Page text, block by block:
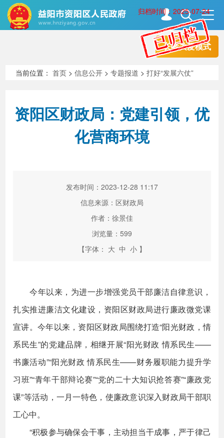
归档时间：2025-07-24
长者关爱模式
走进资阳
新闻中心 解读回应
当前位置：首页 >信息公开 >专题报道 >打好“发展六仗”
资阳区财政局：党建引领，优
化营商环境
发布时间：2023-12-28 11:17
信息来源：区财政局
作者：徐景佳
浏览量： 599
【字体： 大 中 小 】
今年以来，为进一步增强党员干部廉洁自律意识，
扎实推进廉洁文化建设，资阳区财政局进行廉政微党课
宣讲。今年以来，资阳区财政局围绕打造“阳光财政，情
系民生”的党建品牌，相继开展“阳光财政 情系民生——
书廉活动”“阳光财政 情系民生——财务履职能力提升学
习班”“青年干部辩论赛”“党的二十大知识抢答赛”“廉政党
课”等活动，一月一特色，使廉政意识深入财政局干部职
工心中。
“积极参与确保会干事，主动担当干成事，严于律己